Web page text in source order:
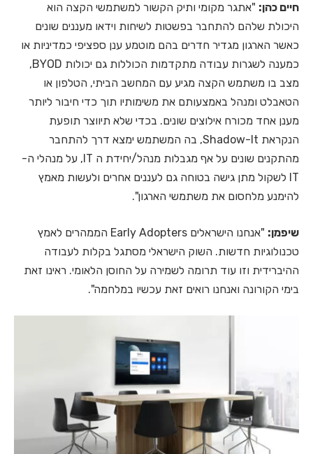
חיים כהן: "אתגר מקומי ותיק הקשור למשתמשי הקצה הוא
היכולת שלהם להתחבר בפשטות לשיחות וידאו מעננים שונים
כאשר הארגון מגדיר חדרים בהם מוטמע ענן ספציפי כמדיניות או
כמענה לשגרות עבודה מתקדמות הכוללות גם יכולות BYOD,
מצב בו משתמש הקצה מגיע עם המחשב הביתי, הטלפון או
הטאבלט ומנהל באמצעותם את משימותיו תוך כדי חיבור ליותר
מענן אחד מכורח אילוצים שונים. בכדי שלא תיווצר תופעת
הנקראת Shadow-It, בה המשתמש ימצא דרך להתחבר
מהתקנים שונים על אף מגבלות מנהל/יחידת ה IT, על מנהלי ה-
IT לשקול מתן גישה בטוחה גם לעננים אחרים ולעשות מאמץ
להימנע מלחסום את משתמשי הארגון".
שיפמן:
"אנחנו הישראלים Early Adopters הממהרים לאמץ
טכנולוגיות חדשות. השוק הישראלי מסתגל בקלות לעבודה
ההיברידית וזו עוד תרומה לשמירה על החוסן הלאומי. ראינו זאת
בימי הקורונה ואנחנו רואים זאת עכשיו במלחמה".